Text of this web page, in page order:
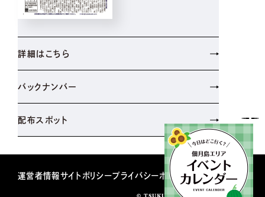
詳細はこちら
バックナンバー
配布スポット
運営者情報サイトポリシープライバシーポリシー